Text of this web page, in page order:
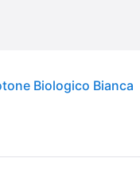
Biologico Bianca